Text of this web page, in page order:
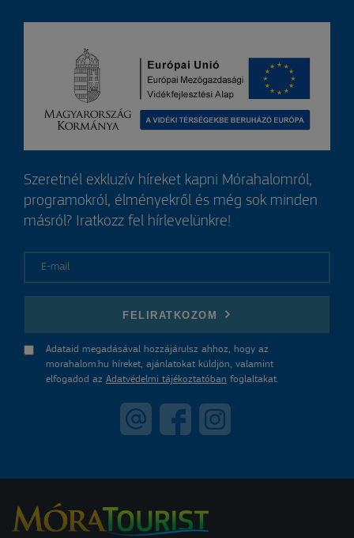
Szeretnél exkluzív híreket kapni Mórahalomról,
programokról, élményekről és még sok minden
másról? Iratkozz fel hírlevelünkre!
FELIRATKOZOM
Adataid megadásával hozzájárulsz ahhoz, hogy az
morahalom.hu híreket, ajánlatokat küldjön, valamint
elfogadod az Adatvédelmi tájékoztatóban foglaltakat.